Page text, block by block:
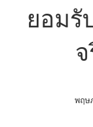
ยอมรั
พฤษ